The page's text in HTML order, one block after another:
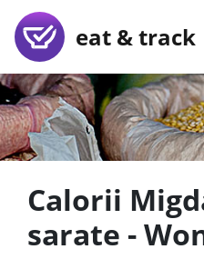
eat & track
Calorii
sarate -